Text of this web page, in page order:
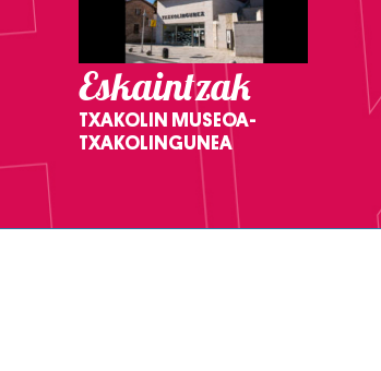
Eskaintzak
TXAKOLIN MUSEOA-
TXAKOLINGUNEA